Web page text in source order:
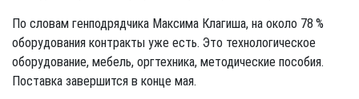
По словам генподрядчика Максима Клагиша, на около 78 %
оборудования контракты уже есть. Это технологическое
оборудование, мебель, оргтехника, методические пособия.
Поставка завершится в конце мая.